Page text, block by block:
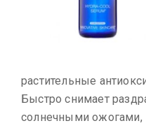
растительные
Быстро снимает
солнечными ожогами,